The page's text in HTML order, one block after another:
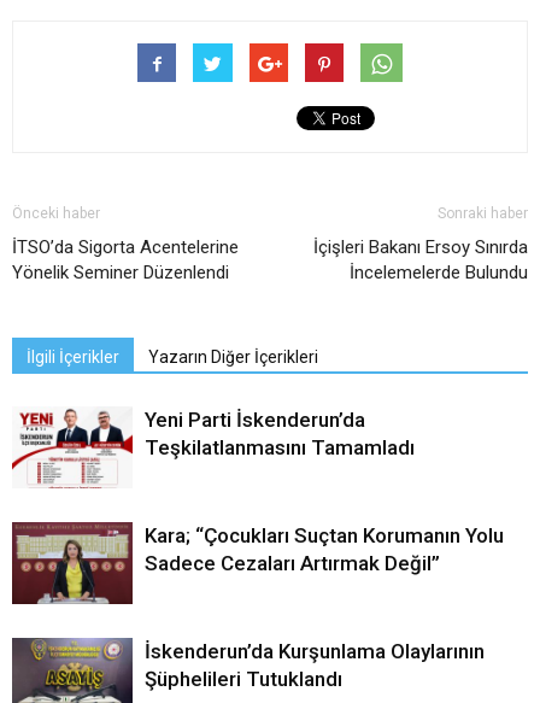
Önceki haber
İTSO’da Sigorta Acentelerine
Yönelik Seminer Düzenlendi
Sonraki haber
İçişleri Bakanı Ersoy Sınırda
İncelemelerde Bulundu
İlgili İçerikler Yazarın Diğer İçerikleri
Yeni Parti İskenderun’da
Teşkilatlanmasını Tamamladı
Kara; “Çocukları Suçtan Korumanın Yolu
Sadece Cezaları Artırmak Değil”
İskenderun’da Kurşunlama Olaylarının
Şüphelileri Tutuklandı